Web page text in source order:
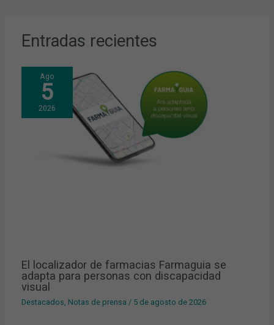
Entradas recientes
Ago
5
2026
El localizador de farmacias Farmaguia se
adapta para personas con discapacidad
visual
Destacados, Notas de prensa / 5 de agosto de 2026